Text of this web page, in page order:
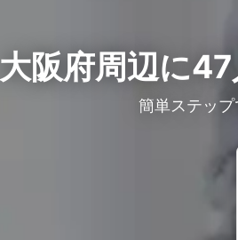
大阪府周辺に
簡単ステッ